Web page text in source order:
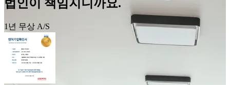
법인이 책임지니까요.
1년 무상 A/S